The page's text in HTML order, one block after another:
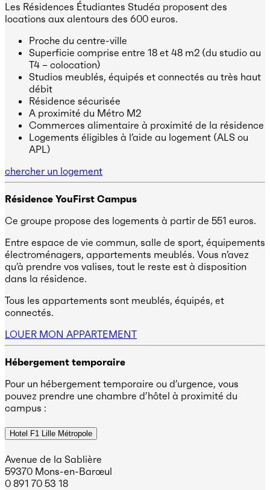
Les Résidences Étudiantes Studéa proposent des
locations aux alentours des 600 euros.
Proche du centre-ville
Superficie comprise entre 18 et 48 m2 (du studio au
T4 – colocation)
Studios meublés, équipés et connectés au très haut
débit
Résidence sécurisée
A proximité du Métro M2
Commerces alimentaire à proximité de la résidence
Logements éligibles à l’aide au logement (ALS ou
APL)
chercher un logement
Résidence YouFirst Campus
Ce groupe propose des logements à partir de 551 euros.
Entre espace de vie commun, salle de sport, équipements
électroménagers, appartements meublés. Vous n’avez
qu’à prendre vos valises, tout le reste est à disposition
dans la résidence.
Tous les appartements sont meublés, équipés, et
connectés.
LOUER MON APPARTEMENT
Hébergement temporaire
Pour un hébergement temporaire ou d’urgence, vous
pouvez prendre une chambre d’hôtel à proximité du
campus :
Hotel F1 Lille Métropole
Avenue de la Sablière
59370 Mons-en-Barœul
0 891 70 53 18